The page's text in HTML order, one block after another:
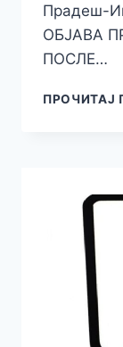
Прадеш-
ОБЈАВА
ПОСЛЕ…
ПРОЧИТАЈ